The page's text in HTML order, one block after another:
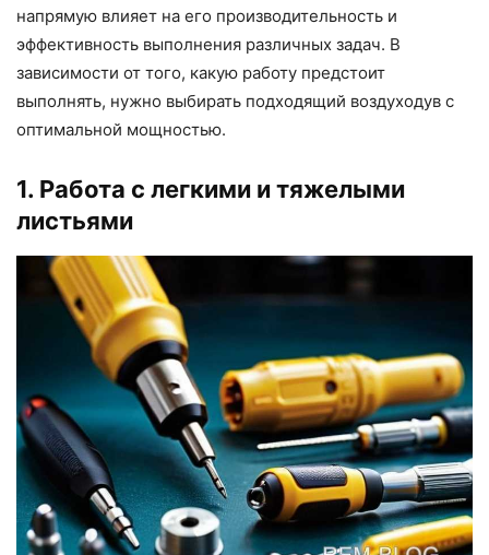
напрямую влияет на его производительность и
эффективность выполнения различных задач. В
зависимости от того, какую работу предстоит
выполнять, нужно выбирать подходящий воздуходув с
оптимальной мощностью.
1. Работа с легкими и тяжелыми
листьями